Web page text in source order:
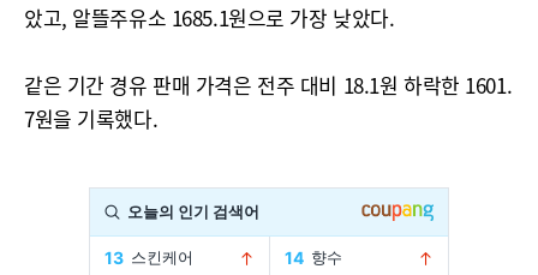
았고, 알뜰주유소 1685.1원으로 가장 낮았다.
같은 기간 경유 판매 가격은 전주 대비 18.1원 하락한 1601.
7원을 기록했다.